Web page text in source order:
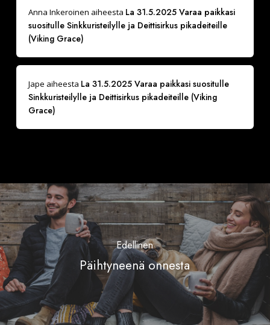
Anna Inkeroinen aiheesta La 31.5.2025 Varaa paikkasi
suositulle Sinkkuristeilylle ja Deittisirkus pikadeiteille
(Viking Grace)
Jape aiheesta La 31.5.2025 Varaa paikkasi suositulle
Sinkkuristeilylle ja Deittisirkus pikadeiteille (Viking
Grace)
Edellinen
Päihtyneenä onnesta